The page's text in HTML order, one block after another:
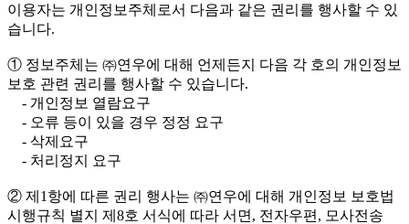
이용자는 개인정보주체로서 다음과 같은 권리를 행사할 수 있
습니다.
① 정보주체는 ㈜연우에 대해 언제든지 다음 각 호의 개인정보
보호 관련 권리를 행사할 수 있습니다.
- 개인정보 열람요구
- 오류 등이 있을 경우 정정 요구
- 삭제요구
- 처리정지 요구
② 제1항에 따른 권리 행사는 ㈜연우에 대해 개인정보 보호법
시행규칙 별지 제8호 서식에 따라 서면, 전자우편, 모사전송